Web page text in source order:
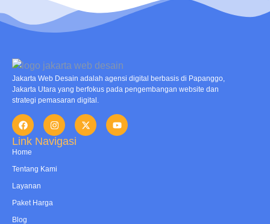
Jakarta Web Desain adalah agensi digital berbasis di Papanggo,
Jakarta Utara yang berfokus pada pengembangan website dan
strategi pemasaran digital.
Link Navigasi
Home
Tentang Kami
Layanan
Paket Harga
Blog